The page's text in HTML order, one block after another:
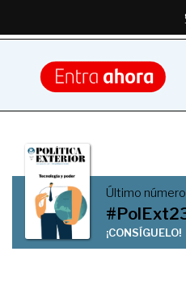
Último número
¡CONSÍGUELO!